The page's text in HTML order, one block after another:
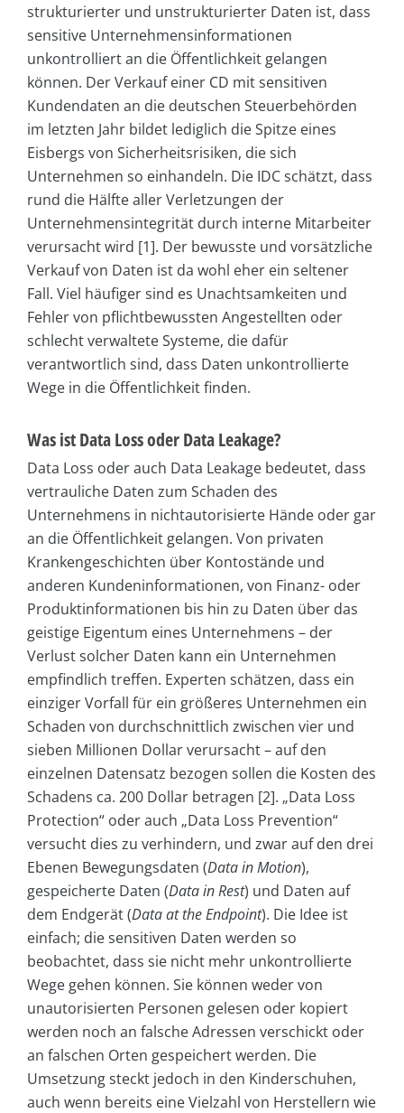
strukturierter und unstrukturierter Daten ist, dass
sensitive Unternehmensinformationen
unkontrolliert an die Öffentlichkeit gelangen
können. Der Verkauf einer CD mit sensitiven
Kundendaten an die deutschen Steuerbehörden
im letzten Jahr bildet lediglich die Spitze eines
Eisbergs von Sicherheitsrisiken, die sich
Unternehmen so einhandeln. Die IDC schätzt, dass
rund die Hälfte aller Verletzungen der
Unternehmensintegrität durch interne Mitarbeiter
verursacht wird [1]. Der bewusste und vorsätzliche
Verkauf von Daten ist da wohl eher ein seltener
Fall. Viel häufiger sind es Unachtsamkeiten und
Fehler von pflichtbewussten Angestellten oder
schlecht verwaltete Systeme, die dafür
verantwortlich sind, dass Daten unkontrollierte
Wege in die Öffentlichkeit finden.
Was ist Data Loss oder Data Leakage?
Data Loss oder auch Data Leakage bedeutet, dass
vertrauliche Daten zum Schaden des
Unternehmens in nichtautorisierte Hände oder gar
an die Öffentlichkeit gelangen. Von privaten
Krankengeschichten über Kontostände und
anderen Kundeninformationen, von Finanz- oder
Produktinformationen bis hin zu Daten über das
geistige Eigentum eines Unternehmens – der
Verlust solcher Daten kann ein Unternehmen
empfindlich treffen. Experten schätzen, dass ein
einziger Vorfall für ein größeres Unternehmen ein
Schaden von durchschnittlich zwischen vier und
sieben Millionen Dollar verursacht – auf den
einzelnen Datensatz bezogen sollen die Kosten des
Schadens ca. 200 Dollar betragen [2]. „Data Loss
Protection“ oder auch „Data Loss Prevention“
versucht dies zu verhindern, und zwar auf den drei
Ebenen Bewegungsdaten (Data in Motion),
gespeicherte Daten (Data in Rest) und Daten auf
dem Endgerät (Data at the Endpoint). Die Idee ist
einfach; die sensitiven Daten werden so
beobachtet, dass sie nicht mehr unkontrollierte
Wege gehen können. Sie können weder von
unautorisierten Personen gelesen oder kopiert
werden noch an falsche Adressen verschickt oder
an falschen Orten gespeichert werden. Die
Umsetzung steckt jedoch in den Kinderschuhen,
auch wenn bereits eine Vielzahl von Herstellern wie